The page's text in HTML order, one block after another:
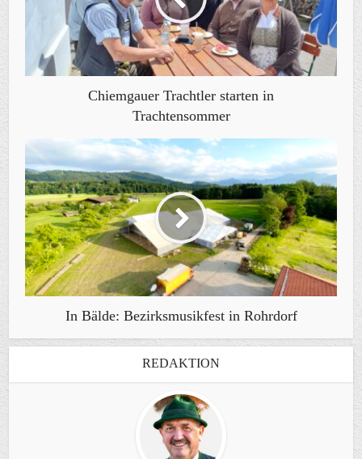
Chiemgauer Trachtler starten in
Trachtensommer
In Bälde: Bezirksmusikfest in Rohrdorf
REDAKTION